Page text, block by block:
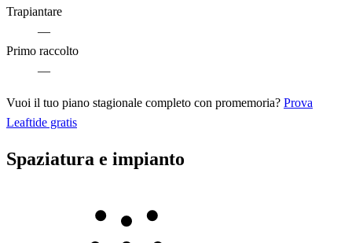
Trapiantare
—
Primo raccolto
—
Vuoi il tuo piano stagionale completo con promemoria? Prova
Leaftide gratis
Spaziatura e impianto